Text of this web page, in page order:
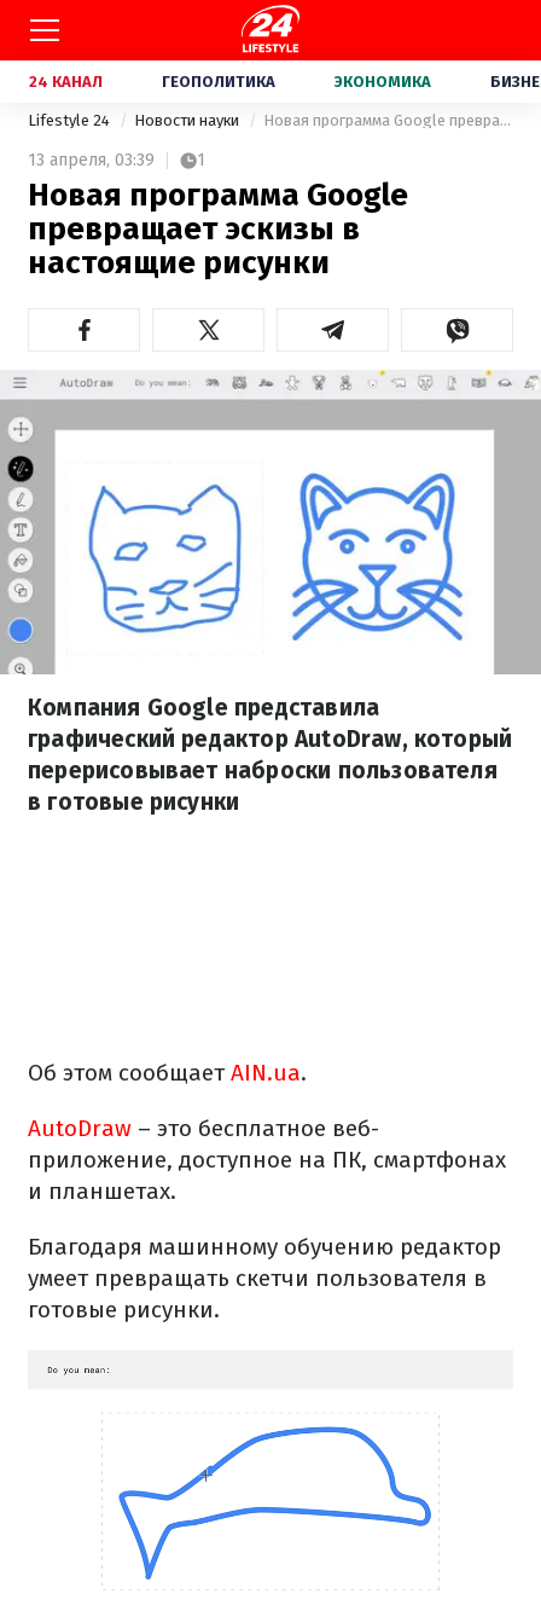
24 КАНАЛ ГЕОПОЛИТИКА ЭКОНОМИКА
Lifestyle 24 Новости науки Новая программа Google превращает эскизы в настоящие рисунки
13 апреля, 03:39 1
Новая программа Google
превращает эскизы в
настоящие рисунки
Компания Google представила
графический редактор AutoDraw, который
перерисовывает наброски пользователя
в готовые рисунки
Об этом сообщаетAIN.ua.
AutoDraw – это бесплатное веб-
приложение, доступное на ПК, смартфонах
и планшетах.
Благодаря машинному обучению редактор
умеет превращать скетчи пользователя в
готовые рисунки.